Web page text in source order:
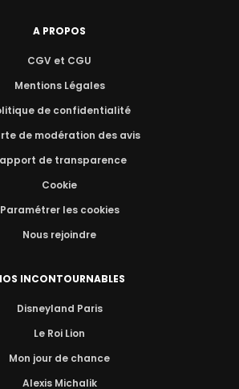
A PROPOS
CGV et CGU
Mentions Légales
de confidentialité
de modération des avis
de transparence
Cookie
Paramétrer les cookies
Nous rejoindre
INCONTOURNABLES
Disneyland Paris
Le Roi Lion
Mon jour de chance
Alexis Michalik